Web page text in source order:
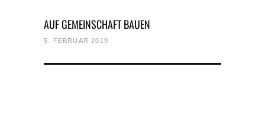
AUF GEMEINSCHAFT BAUEN
5. FEBRUAR 2019